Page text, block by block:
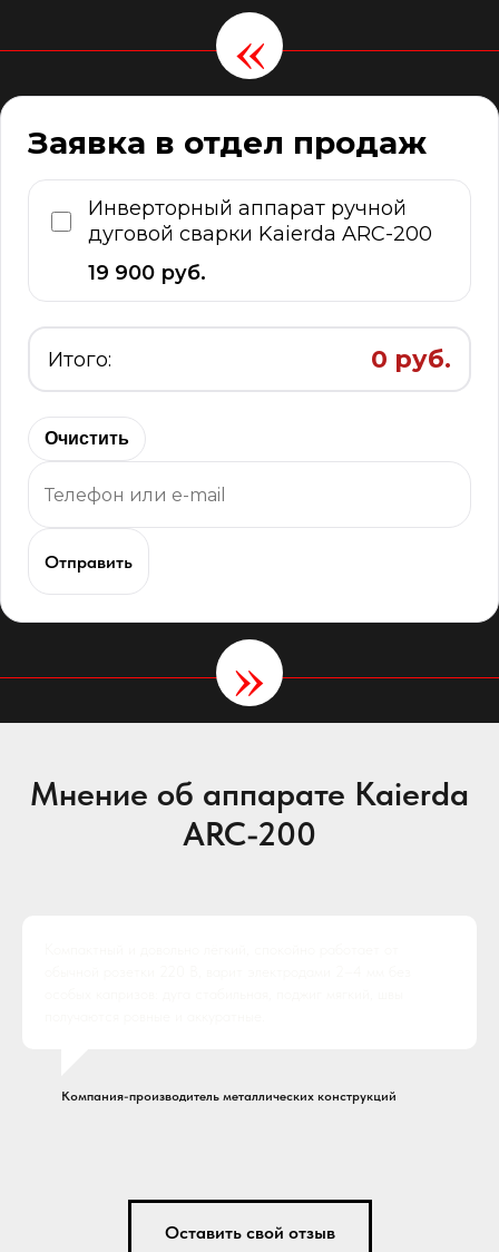
«
Заявка в отдел продаж
Инверторный аппарат ручной
дуговой сварки Kaierda ARC-200
19 900 руб.
Итого: 0 руб.
Очистить
Отправить
»
Мнение об аппарате Kaierda
ARC-200
Компания-производитель металлических конструкций
Оставить свой отзыв